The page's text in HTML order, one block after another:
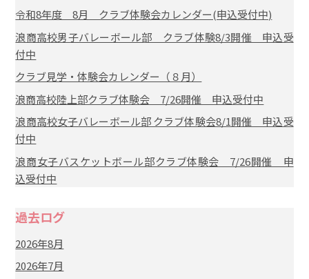
令和8年度 8月 クラブ体験会カレンダー(申込受付中)
浪商高校男子バレーボール部 クラブ体験8/3開催 申込受
付中
クラブ見学・体験会カレンダー（８月）
浪商高校陸上部クラブ体験会 7/26開催 申込受付中
浪商高校女子バレーボール部 クラブ体験会8/1開催 申込受
付中
浪商女子バスケットボール部クラブ体験会 7/26開催 申
込受付中
過去ログ
2026年8月
2026年7月